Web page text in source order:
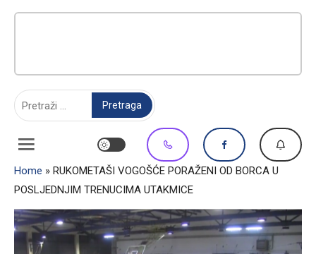
Home » RUKOMETAŠI VOGOŠĆE PORAŽENI OD BORCA U
POSLJEDNJIM TRENUCIMA UTAKMICE